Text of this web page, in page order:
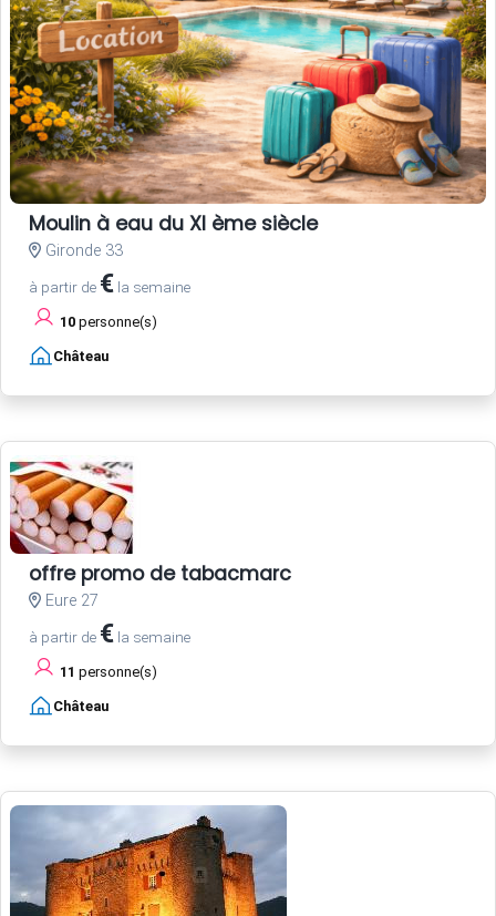
Moulin à eau du XI ème siècle
Gironde 33
à partir de € la semaine
10 personne(s)
Château
offre promo de tabacmarc
Eure 27
à partir de € la semaine
11 personne(s)
Château